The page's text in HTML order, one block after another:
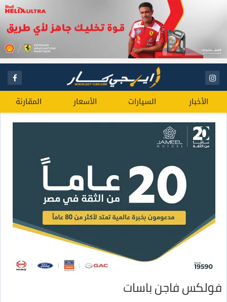
الأخبار السيارات الأسعار المقارنة
فولكس فاجن باسات